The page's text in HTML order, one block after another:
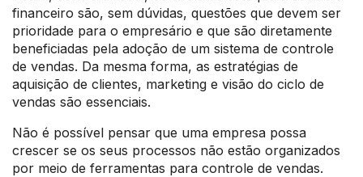
financeiro são, sem dúvidas, questões que devem ser
prioridade para o empresário e que são diretamente
beneficiadas pela adoção de um sistema de controle
de vendas. Da mesma forma, as estratégias de
aquisição de clientes, marketing e visão do ciclo de
vendas são essenciais.
Não é possível pensar que uma empresa possa
crescer se os seus processos não estão organizados
por meio de ferramentas para controle de vendas.